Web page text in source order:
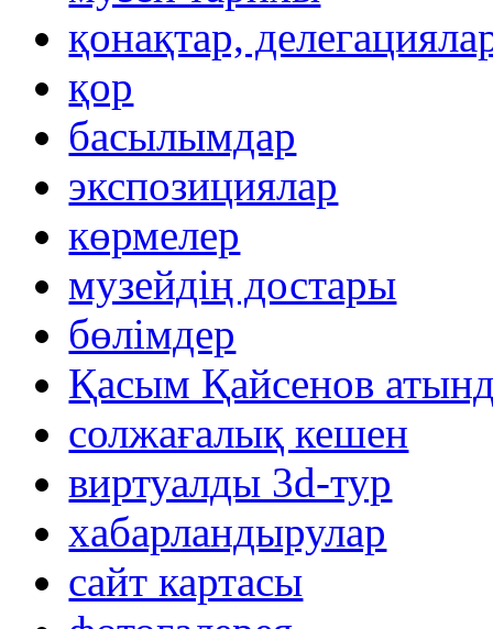
қонақтар,
қор
басылымдар
экспозициялар
көрмелер
музейдің достары
бөлімдер
Қасым Қайсенов
солжағалық кешен
виртуалды 3d-тур
xабарландырулар
сайт картасы